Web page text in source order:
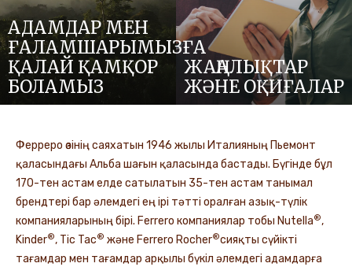
АДАМДАР МЕН
ҒАЛАМШАРЫМЫЗҒА
ҚАЛАЙ ҚАМҚОР
БОЛАМЫЗ
ЖАҢАЛЫҚТАР
ЖӘНЕ ОҚИҒАЛАР
Ферреро өзінің саяхатын 1946 жылы Италияның Пьемонт
қаласындағы Альба шағын қаласында бастады. Бүгінде бұл
170-тен астам елде сатылатын 35-тен астам танымал
брендтері бар әлемдегі ең ірі тәтті оралған азық-түлік
компанияларының бірі. Ferrero компаниялар тобы Nutella®,
Kinder®, Tic Tac® және Ferrero Rocher®сияқты сүйікті
тағамдар мен тағамдар арқылы бүкіл әлемдегі адамдарға